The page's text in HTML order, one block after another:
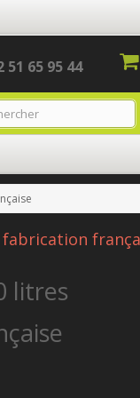
51 65 95 44
litres